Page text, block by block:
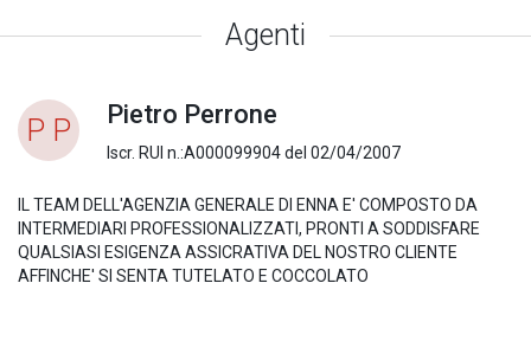
Agenti
P P Pietro Perrone
Iscr. RUI n.:A000099904 del 02/04/2007
IL TEAM DELL'AGENZIA GENERALE DI ENNA E' COMPOSTO DA
INTERMEDIARI PROFESSIONALIZZATI, PRONTI A SODDISFARE
QUALSIASI ESIGENZA ASSICRATIVA DEL NOSTRO CLIENTE
AFFINCHE' SI SENTA TUTELATO E COCCOLATO